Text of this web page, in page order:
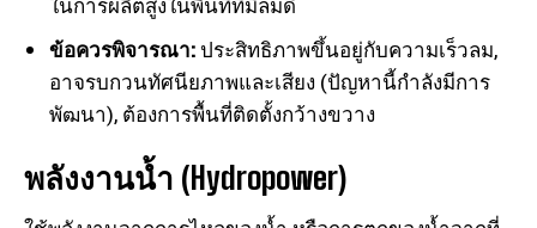
ข้อควรพิจารณา:ประสิทธิภาพขึ้นอยู่กับความเร็วลม,
อาจรบกวนทัศนียภาพและเสียง (ปัญหานี้กำลังมีการ
พัฒนา), ต้องการพื้นที่ติดตั้งกว้างขวาง
พลังงานน้ำ (Hydropower)